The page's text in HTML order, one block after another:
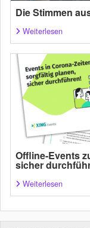
Die Stimmen
Weiterlesen
Offline-Events
sicher
Weiterlesen